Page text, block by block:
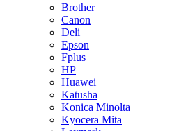
Brother
Canon
Deli
Epson
Fplus
HP
Huawei
Katusha
Konica Minolta
Kyocera Mita